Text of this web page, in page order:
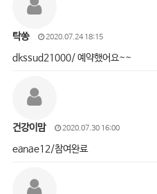
탁쏭 2020.07.24 18:15
dkssud21000/ 예약했어요~~
건강이맘 2020.07.30 16:00
eanae12/참여완료